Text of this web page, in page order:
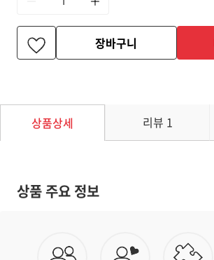
장바구니
상품상세 리뷰 1
상품 주요 정보